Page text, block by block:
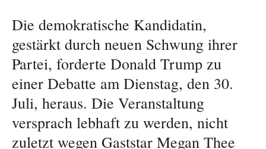
Die demokratische Kandidatin,
gestärkt durch neuen Schwung ihrer
Partei, forderte Donald Trump zu
einer Debatte am Dienstag, den 30.
Juli, heraus. Die Veranstaltung
versprach lebhaft zu werden, nicht
zuletzt wegen Gaststar Megan Thee